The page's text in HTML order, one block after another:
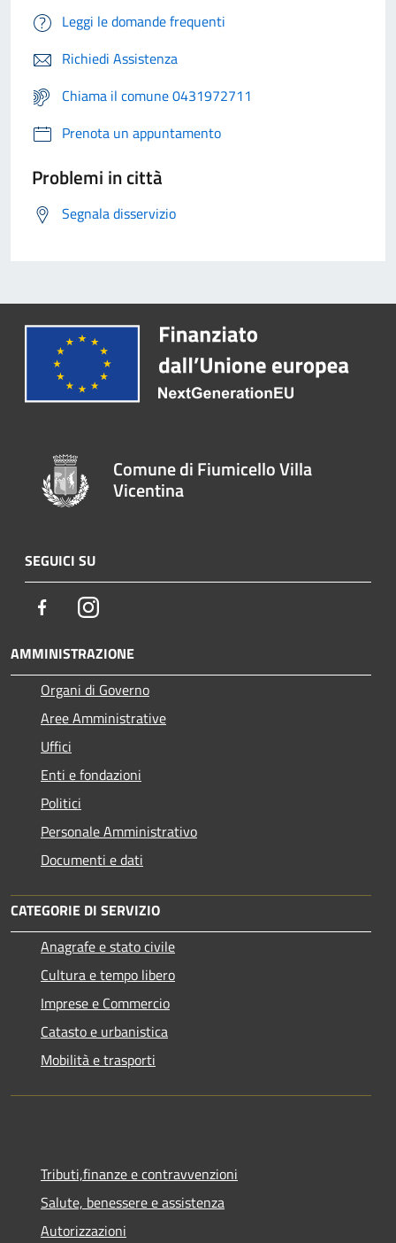
Leggi le domande frequenti
Richiedi Assistenza
Chiama il comune 0431972711
Prenota un appuntamento
Problemi in città
Segnala disservizio
Comune di Fiumicello Villa
Vicentina
SEGUICI SU
FacebookInstagram
AMMINISTRAZIONE
Organi di Governo
Aree Amministrative
Uffici
Enti e fondazioni
Politici
Personale Amministrativo
Documenti e dati
CATEGORIE DI SERVIZIO
Anagrafe e stato civile
Cultura e tempo libero
Imprese e Commercio
Catasto e urbanistica
Mobilità e trasporti
Tributi,finanze e contravvenzioni
Salute, benessere e assistenza
Autorizzazioni